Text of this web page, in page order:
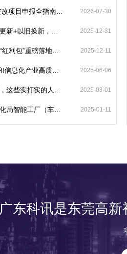
2026-07-30
2025-12-31
2025-12-11
2025-06-06
2025-03-01
2025-01-11
广东科讯是东莞高